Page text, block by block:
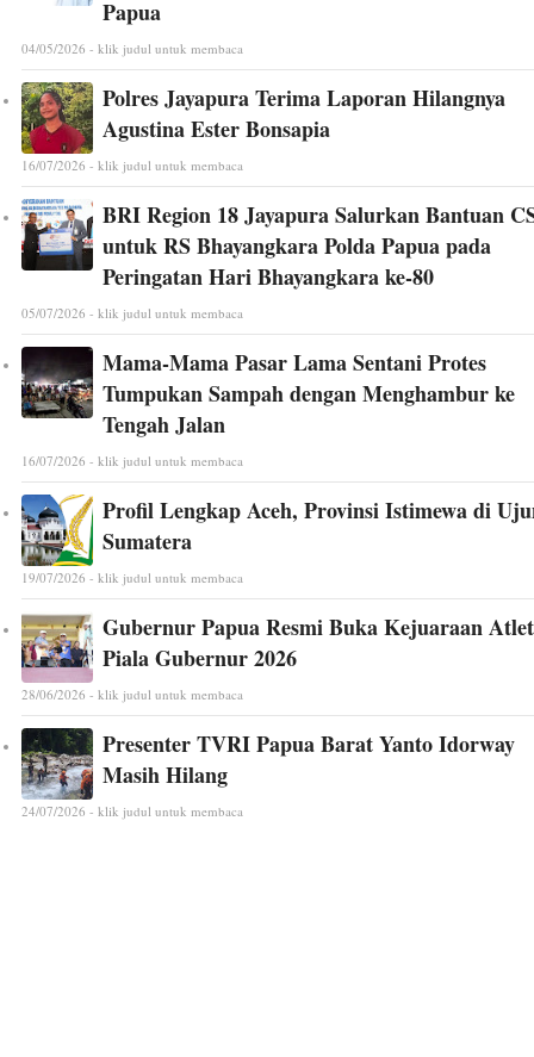
Papua
04/05/2026 - klik judul untuk membaca
Polres Jayapura Terima Laporan Hilangnya
Agustina Ester Bonsapia
16/07/2026 - klik judul untuk membaca
BRI Region 18 Jayapura Salurkan Bantuan
untuk RS Bhayangkara Polda Papua pada
Peringatan Hari Bhayangkara ke-80
05/07/2026 - klik judul untuk membaca
Mama-Mama Pasar Lama Sentani Protes
Tumpukan Sampah dengan Menghambur ke
Tengah Jalan
16/07/2026 - klik judul untuk membaca
Profil Lengkap Aceh, Provinsi Istimewa di
Sumatera
19/07/2026 - klik judul untuk membaca
Gubernur Papua Resmi Buka Kejuaraan
Piala Gubernur 2026
28/06/2026 - klik judul untuk membaca
Presenter TVRI Papua Barat Yanto Idorway
Masih Hilang
24/07/2026 - klik judul untuk membaca